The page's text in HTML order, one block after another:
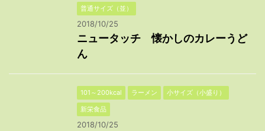
普通サイズ（並）
2018/10/25
ニュータッチ 懐かしのカレーうど
ん
101～200kcal ラーメン
小サイズ（小盛り）
新栄食品
2018/10/25